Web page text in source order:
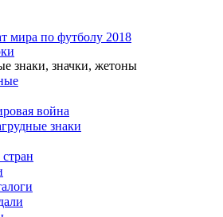
мира по футболу 2018
знаки, значки, жетоны
война
знаки